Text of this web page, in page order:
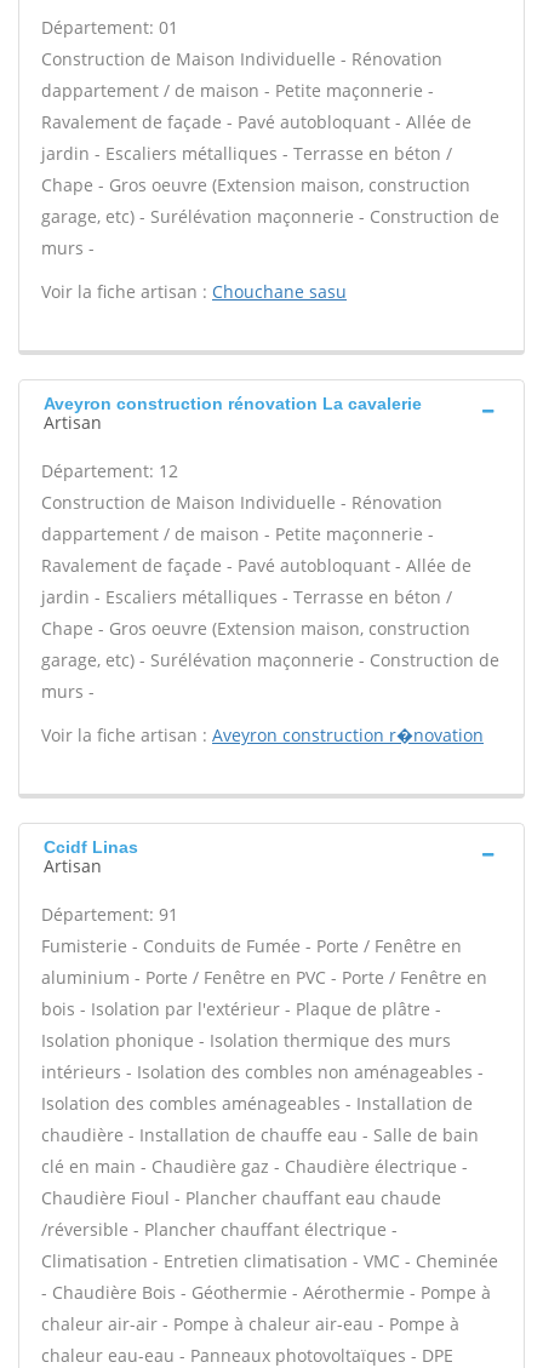
Département: 01
Construction de Maison Individuelle - Rénovation
dappartement / de maison - Petite maçonnerie -
Ravalement de façade - Pavé autobloquant - Allée de
jardin - Escaliers métalliques - Terrasse en béton /
Chape - Gros oeuvre (Extension maison, construction
garage, etc) - Surélévation maçonnerie - Construction de
murs -
Voir la fiche artisan : Chouchane sasu
Aveyron construction rénovation La cavalerie
Artisan
Département: 12
Construction de Maison Individuelle - Rénovation
dappartement / de maison - Petite maçonnerie -
Ravalement de façade - Pavé autobloquant - Allée de
jardin - Escaliers métalliques - Terrasse en béton /
Chape - Gros oeuvre (Extension maison, construction
garage, etc) - Surélévation maçonnerie - Construction de
murs -
Voir la fiche artisan : Aveyron construction r�novation
Ccidf Linas
Artisan
Département: 91
Fumisterie - Conduits de Fumée - Porte / Fenêtre en
aluminium - Porte / Fenêtre en PVC - Porte / Fenêtre en
bois - Isolation par l'extérieur - Plaque de plâtre -
Isolation phonique - Isolation thermique des murs
intérieurs - Isolation des combles non aménageables -
Isolation des combles aménageables - Installation de
chaudière - Installation de chauffe eau - Salle de bain
clé en main - Chaudière gaz - Chaudière électrique -
Chaudière Fioul - Plancher chauffant eau chaude
/réversible - Plancher chauffant électrique -
Climatisation - Entretien climatisation - VMC - Cheminée
- Chaudière Bois - Géothermie - Aérothermie - Pompe à
chaleur air-air - Pompe à chaleur air-eau - Pompe à
chaleur eau-eau - Panneaux photovoltaïques - DPE